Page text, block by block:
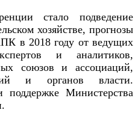
стало подведение
хозяйстве, прогнозы
в 2018 году от ведущих
и аналитиков,
союзов и ассоциаций,
и органов власти.
Министерства